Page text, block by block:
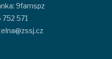
9famspz
752 571